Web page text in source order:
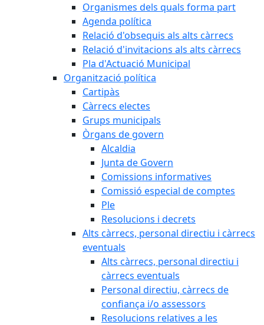
Organismes dels quals forma part
Agenda política
Relació d'obsequis als alts càrrecs
Relació d'invitacions als alts càrrecs
Pla d'Actuació Municipal
Organització política
Cartipàs
Càrrecs electes
Grups municipals
Òrgans de govern
Alcaldia
Junta de Govern
Comissions informatives
Comissió especial de comptes
Ple
Resolucions i decrets
Alts càrrecs, personal directiu i càrrecs
eventuals
Alts càrrecs, personal directiu i
càrrecs eventuals
Personal directiu, càrrecs de
confiança i/o assessors
Resolucions relatives a les